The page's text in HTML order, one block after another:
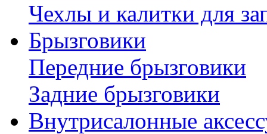
Чехлы и калитки для
Брызговики
Передние брызговики
Задние брызговики
Внутрисалонные